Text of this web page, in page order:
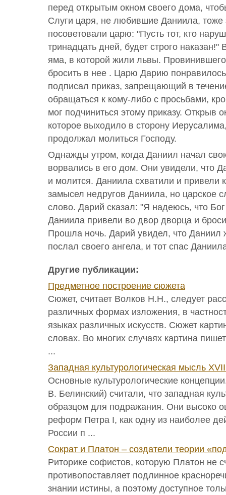
перед открытым окном своего дома,
Слуги царя, не любившие Даниила, тоже
посоветовали царю: "Пусть тот, кто
тринадцать дней, будет строго
яма, в которой жили львы.
бросить в нее . Царю Дарию
подписал приказ, запрещающий в
обращаться к кому-либо с просьбами,
мог подчиниться этому приказу. Открыв
которое выходило в сторону
продолжал молиться Господу.
Однажды утром, когда Даниил начал
ворвались в его дом. Они увидели, что
и молится. Даниила схватили и привели
замысел недругов Даниила, но царское
слово. Дарий сказал: "Я надеюсь, что Бог
Даниила привели во двор дворца и
Прошла ночь. Дарий увидел, что Даниил
послал своего ангела, и тот спас
Другие публикации:
Предметное построение сюжета
Сюжет, считает Волков Н.Н., следует
различных формах изложения, в
языках различных искусств. Сюжет
словах. Во многих случаях картина
...
Западная культурологическая мысль
Основные культурологические
В. Белинский) считали, что западная
образцом для подражания. Они высоко
реформ Петра I, как одну из наиболее
России п ...
Сократ и Платон – создатели теории
Риторике софистов, которую Платон не
противопоставляет подлинное
знании истины, а поэтому доступное